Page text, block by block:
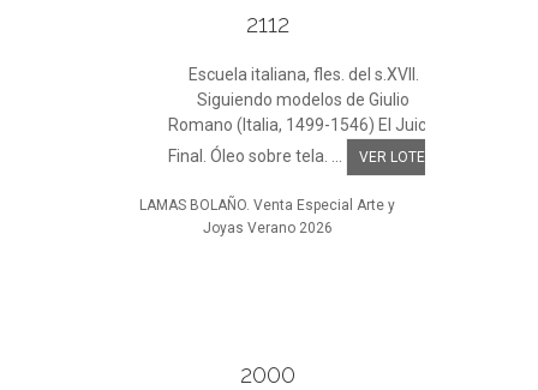
2112
Escuela italiana, fles. del s.XVII.
Siguiendo modelos de Giulio
Romano (Italia, 1499-1546) El Juicio
Final. Óleo sobre tela. ...
VER LOTE
LAMAS BOLAÑO. Venta Especial Arte y
Joyas Verano 2026
2000